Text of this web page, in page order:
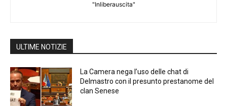
"Inliberauscita"
ULTIME NOTIZIE
La Camera nega l’uso delle chat di
Delmastro con il presunto prestanome del
clan Senese